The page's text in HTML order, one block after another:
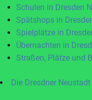
Schulen in Dresden
Spätshops in
Spielplätze in
Übernachten in
Straßen, Plätze und
Die Dresdner Neustadt